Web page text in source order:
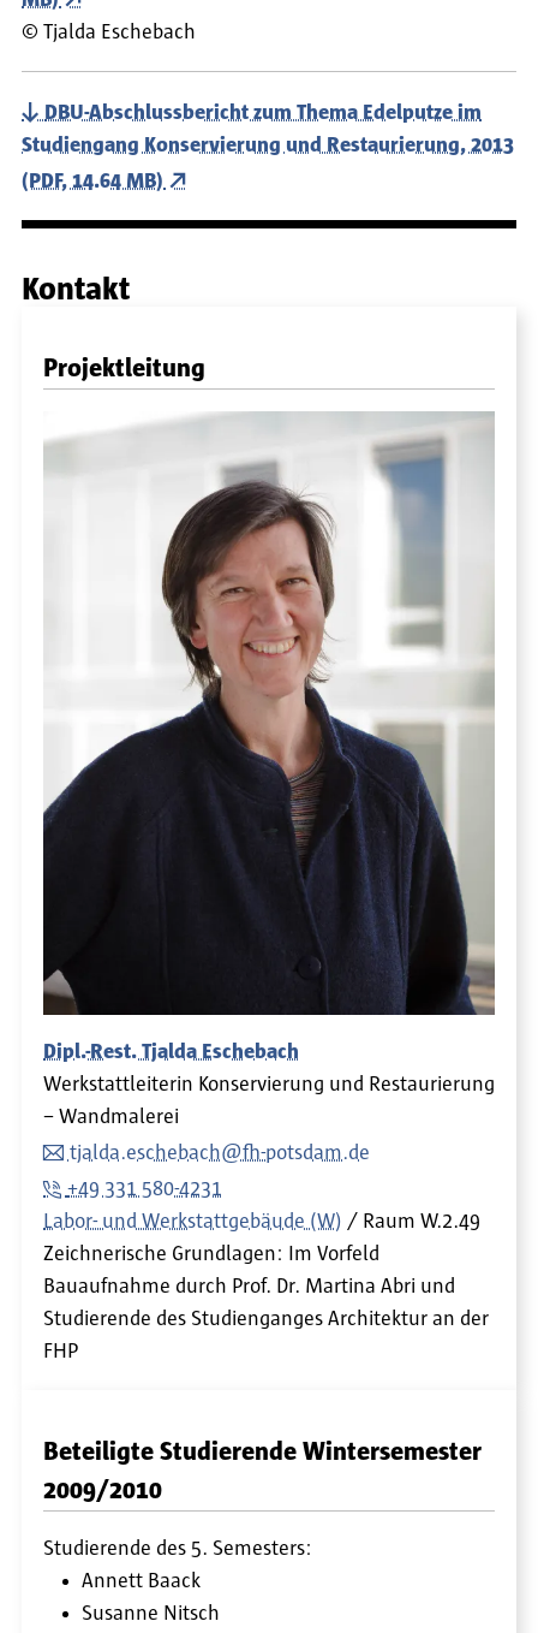
© Tjalda Eschebach
DBU-Abschlussbericht zum Thema Edelputze im
Studiengang Konservierung und Restaurierung, 2013
(PDF, 14.64 MB)
Kontakt
Projektleitung
Dipl.-Rest. Tjalda Eschebach
Werkstattleiterin Konservierung und Restaurierung
– Wandmalerei
tjalda.eschebach@fh-potsdam.de
+49 331 580-4231
Labor- und Werkstattgebäude (W)
Raum W.2.49
Zeichnerische Grundlagen: Im Vorfeld
Bauaufnahme durch Prof. Dr. Martina Abri und
Studierende des Studienganges Architektur an der
FHP
Beteiligte Studierende Wintersemester
2009/2010
Studierende des 5. Semesters:
Annett Baack
Susanne Nitsch